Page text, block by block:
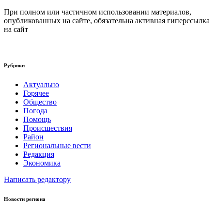
При полном или частичном использовании материалов,
опубликованных на сайте, обязательна активная гиперссылка
на сайт
Рубрики
Актуально
Горячее
Общество
Погода
Помощь
Происшествия
Район
Региональные вести
Редакция
Экономика
Написать редактору
Новости региона